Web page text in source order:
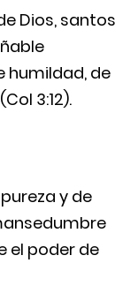
Dios, santos
humildad, de
3:12).
y de
el poder de